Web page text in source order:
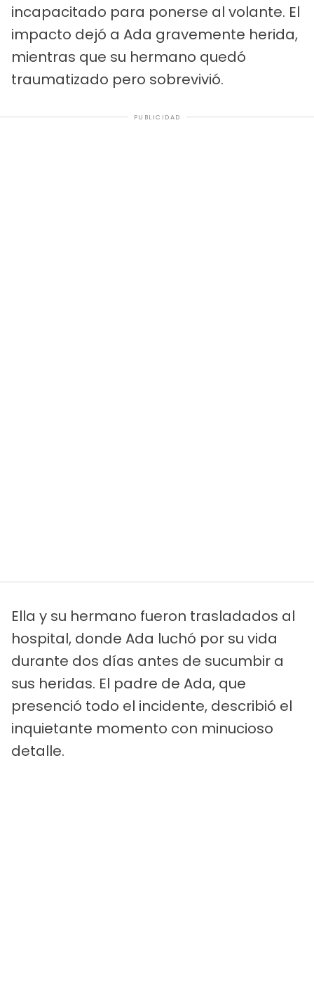
incapacitado para ponerse al volante. El
impacto dejó a Ada gravemente herida,
mientras que su hermano quedó
traumatizado pero sobrevivió.
PUBLICIDAD
Ella y su hermano fueron trasladados al
hospital, donde Ada luchó por su vida
durante dos días antes de sucumbir a
sus heridas. El padre de Ada, que
presenció todo el incidente, describió el
inquietante momento con minucioso
detalle.